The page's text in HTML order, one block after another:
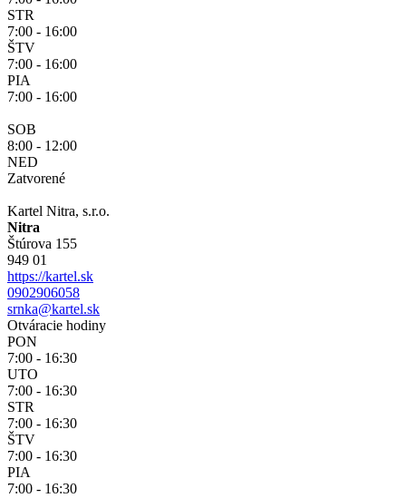
STR
7:00 - 16:00
ŠTV
7:00 - 16:00
PIA
7:00 - 16:00
SOB
8:00 - 12:00
NED
Zatvorené
Kartel Nitra, s.r.o.
Nitra
Štúrova 155
949 01
https://kartel.sk
0902906058
srnka@kartel.sk
Otváracie hodiny
PON
7:00 - 16:30
UTO
7:00 - 16:30
STR
7:00 - 16:30
ŠTV
7:00 - 16:30
PIA
7:00 - 16:30